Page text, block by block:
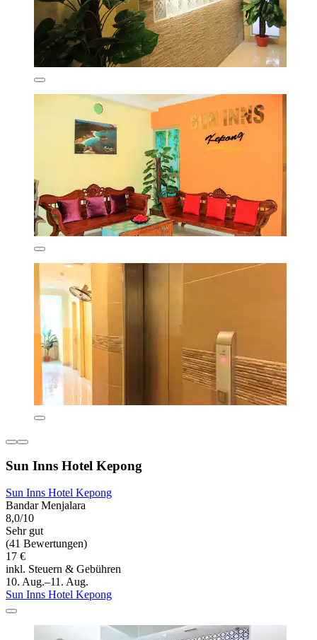
Sun Inns Hotel Kepong
Sun Inns Hotel Kepong
Bandar Menjalara
8,0/10
Sehr gut
(41 Bewertungen)
17 €
inkl. Steuern & Gebühren
10. Aug.–11. Aug.
Sun Inns Hotel Kepong